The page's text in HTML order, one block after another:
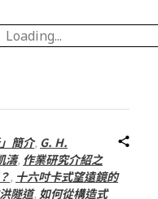
Loading...
簡介, G. H.
濤, 作業研究介紹之
, 十六吋卡式望遠鏡的
隧道, 如何從構造式